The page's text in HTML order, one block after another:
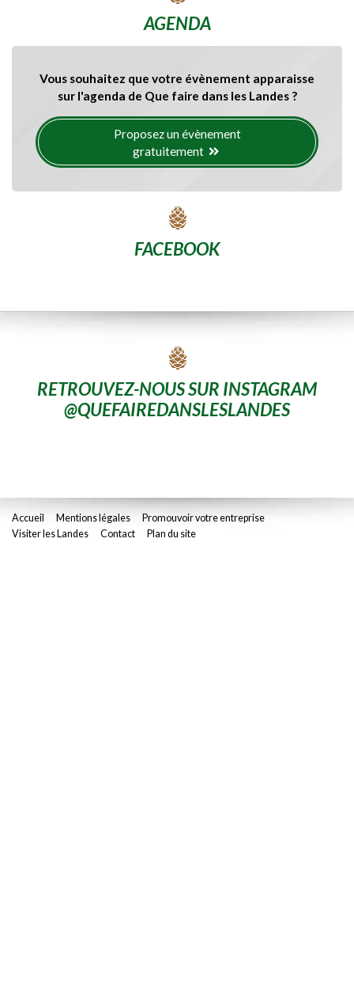
AGENDA
Vous souhaitez que votre évènement apparaisse
sur l'agenda de Que faire dans les Landes ?
Proposez un évènement
gratuitement
FACEBOOK
RETROUVEZ-NOUS SUR INSTAGRAM
@QUEFAIREDANSLESLANDES
Accueil Mentions légales
Promouvoir votre entreprise
Visiter les Landes
Contact Plan du site